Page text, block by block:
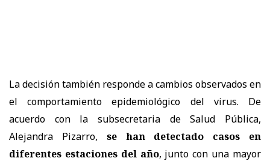
La decisión también responde a cambios observados en
el comportamiento epidemiológico del virus. De
acuerdo con la subsecretaria de Salud Pública,
Alejandra Pizarro, se han detectado casos en
diferentes estaciones del año, junto con una mayor